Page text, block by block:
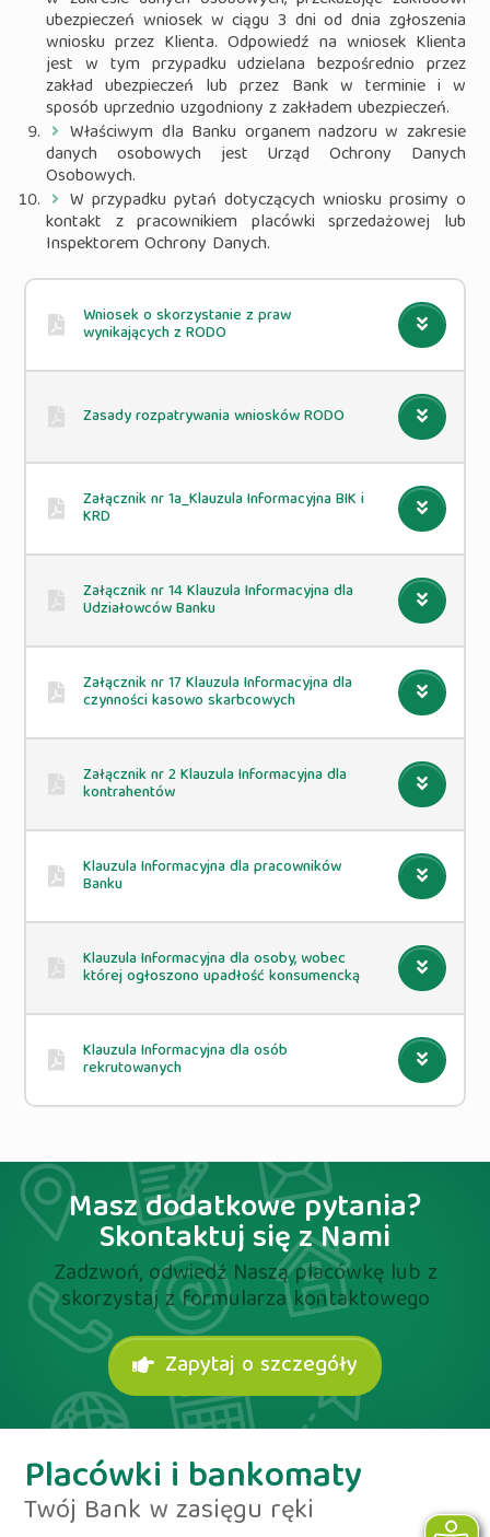
ubezpieczeń wniosek w ciągu 3 dni od dnia zgłoszenia
wniosku przez Klienta. Odpowiedź na wniosek Klienta
jest w tym przypadku udzielana bezpośrednio przez
zakład ubezpieczeń lub przez Bank w terminie i w
sposób uprzednio uzgodniony z zakładem ubezpieczeń.
Właściwym dla Banku organem nadzoru w zakresie
danych osobowych jest Urząd Ochrony Danych
Osobowych.
W przypadku pytań dotyczących wniosku prosimy o
kontakt z pracownikiem placówki sprzedażowej lub
Inspektorem Ochrony Danych.
Wniosek o skorzystanie z praw
wynikających z RODO
Zasady rozpatrywania wniosków RODO
Załącznik nr 1a_Klauzula Informacyjna BIK i
KRD
Załącznik nr 14 Klauzula Informacyjna dla
Udziałowców Banku
Załącznik nr 17 Klauzula Informacyjna dla
czynności kasowo skarbcowych
Załącznik nr 2 Klauzula Informacyjna dla
kontrahentów
Klauzula Informacyjna dla pracowników
Banku
Klauzula Informacyjna dla osoby, wobec
której ogłoszono upadłość konsumencką
Klauzula Informacyjna dla osób
rekrutowanych
Masz dodatkowe pytania?
Skontaktuj się z Nami
Zadzwoń, odwiedź Naszą placówkę lub z
skorzystaj z formularza kontaktowego
Zapytaj o szczegóły
Placówki i bankomaty
Twój Bank w zasięgu ręki